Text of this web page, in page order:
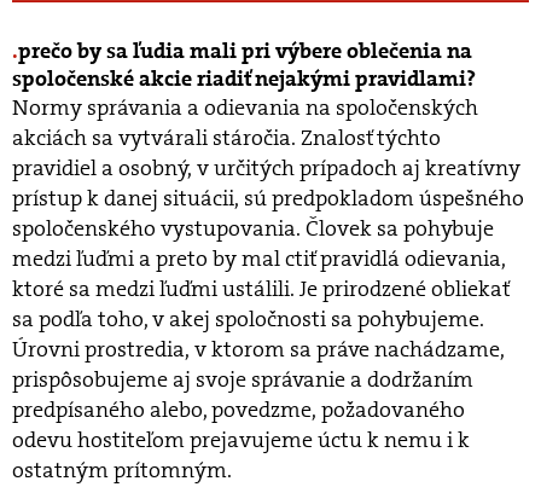
prečo by sa ľudia mali pri výbere oblečenia na
spoločenské akcie riadiť nejakými pravidlami?
Normy správania a odievania na spoločenských
akciách sa vytvárali stáročia. Znalosť týchto
pravidiel a osobný, v určitých prípadoch aj kreatívny
prístup k danej situácii, sú predpokladom úspešného
spoločenského vystupovania. Človek sa pohybuje
medzi ľuďmi a preto by mal ctiť pravidlá odievania,
ktoré sa medzi ľuďmi ustálili. Je prirodzené obliekať
sa podľa toho, v akej spoločnosti sa pohybujeme.
Úrovni prostredia, v ktorom sa práve nachádzame,
prispôsobujeme aj svoje správanie a dodržaním
predpísaného alebo, povedzme, požadovaného
odevu hostiteľom prejavujeme úctu k nemu i k
ostatným prítomným.